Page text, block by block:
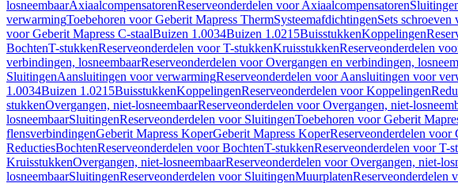
losneembaarAxiaalcompensatorenReserveonderdelen voor Axiaalcompensatoren
verwarmingToebehoren voor Geberit Mapress ThermSysteemafdichtingenSets
voor Geberit Mapress C-staalBuizen 1.0034Buizen 1.0215BuisstukkenKoppelingen
BochtenT-stukkenReserveonderdelen voor T-stukkenKruisstukkenReserveonderdelen
verbindingen, losneembaarReserveonderdelen voor Overgangen en verbindingen,
SluitingenAansluitingen voor verwarmingReserveonderdelen voor Aansluitingen voor
1.0034Buizen 1.0215BuisstukkenKoppelingenReserveonderdelen voor Koppelingen
stukkenOvergangen, niet-losneembaarReserveonderdelen voor Overgangen, niet-
losneembaarSluitingenReserveonderdelen voor SluitingenToebehoren voor Geberit
flensverbindingenGeberit Mapress KoperGeberit Mapress KoperReserveonderdelen voor
ReductiesBochtenReserveonderdelen voor BochtenT-stukkenReserveonderdelen voor T-
KruisstukkenOvergangen, niet-losneembaarReserveonderdelen voor Overgangen, niet-
losneembaarSluitingenReserveonderdelen voor SluitingenMuurplatenReserveonderdelen